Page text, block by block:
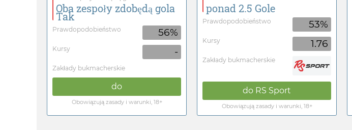
Oba zespoły zdobędą gola
Tak
Prawdopodobieństwo 56%
Kursy -
Zakłady bukmacherskie
do
Obowiązują zasady i warunki, 18+
ponad 2.5 Gole
Prawdopodobieństwo 53%
Kursy 1.76
Zakłady bukmacherskie
do RS Sport
Obowiązują zasady i warunki, 18+